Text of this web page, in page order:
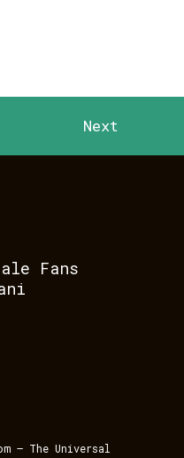
Next
Fans
– The Universal